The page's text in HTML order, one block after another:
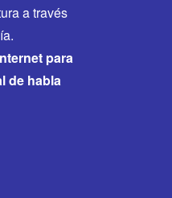
a través
para
de habla